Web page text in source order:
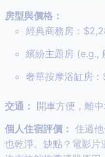
房型與價格：
經典商務房：
繽紛主題房
奢華按摩浴缸房
交通： 開車方便，離
個人住宿評價： 住過
也乾淨。缺點？電影片